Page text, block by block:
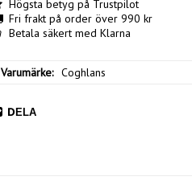
Högsta betyg på Trustpilot
Fri frakt på order över 990 kr
Betala säkert med Klarna
Varumärke Coghlans
DELA